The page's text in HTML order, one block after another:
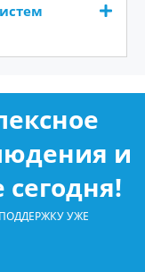
и
сегодня!
УЖЕ